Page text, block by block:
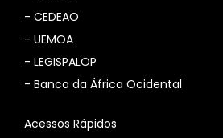
- CEDEAO
- UEMOA
- LEGISPALOP
- Banco da África Ocidental
Acessos Rápidos